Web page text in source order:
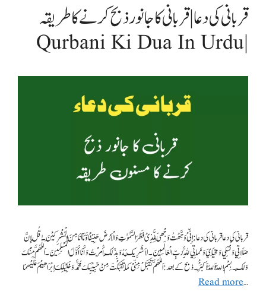
قربانی کی دعا | قربانی کا جانور ذبح کرنے کا طریقہ
| Qurbani Ki Dua In Urdu
قربانی کی دعا قربانی کی دعا: اِنِّیْ وَجَّهْتُ وَجْهِیَ لِلَّذِیْ فَطَرَ السَّمٰوٰتِ وَ الْاَرْضَ حَنِیْفًا وَّ مَاۤ اَنَا مِنَ الْمُشْرِكِیْنَ۔قُلْ إِنَّ
صَلَاتِي وَنُسُكِي وَمَحْيَايَ وَمَمَاتِي لِلَّهِ رَبِّ الْعَالَمِينَ۔لاَ شَرِيكَ لَهُ وَبِذَلِكَ أُمِرْتُ وَأَنَا أَوَّلُ الْمُسْلِمِينَ۔اَللّٰھُمَّ مِنْکَ
وَلَکَ۔ بِسْمِ اللّٰہْ اَللّٰہُ اَکْبَرْْ۔ ذبح کے بعد: اَللّٰھُمَّ تَقَبَّلْ مِنِّیْ کَمَا تَقَبَّلْتَ مِنْ حَبِیْبِکَ مُحَمَّد وَخَلِیْلِکَ اِبْرَاھِیْمَ عَلَیْھمَا
…
Read more